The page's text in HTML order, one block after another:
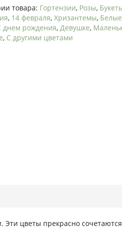
товара: Гортензии, Розы,
, 14 февраля, Хризантемы, Белые
днем рождения, Девушке,
, С другими цветами
Эти цветы прекрасно